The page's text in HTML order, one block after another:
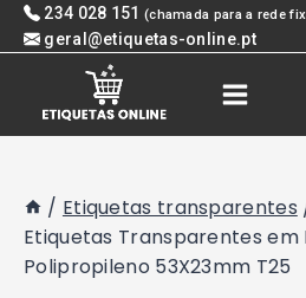
Skip 234 028 151 (chamada para a rede
geral@etiquetas-online.pt
/ Etiquetas transparentes
Etiquetas Transparentes em
Polipropileno 53X23mm T25